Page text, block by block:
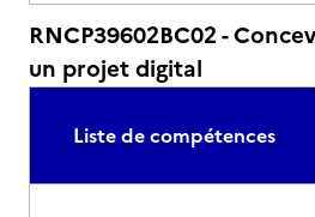
RNCP39602BC02 -
un projet digital
Liste de compétences